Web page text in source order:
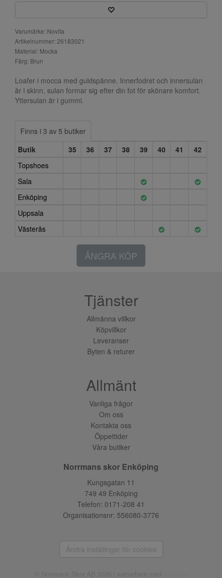
Varumärke: Novita
Artikelnummer: 26183021
Material: Mocka
Färg: Brun
Loafer i mocca med guldspänne. Innerfodret och innersulan
är i skinn, sulan formar sig efter din fot för skönare komfort.
Yttersulan är i gummi.
Finns i 3 av 5 butiker
Butik
35 36 37 38 39 40 41
42
Topshoes
Sala
Enköping
Uppsala
Västerås
ÅNGRA KÖP
Tjänster
Allmänna villkor
Köpvillkor
Leveranser
Byten & returer
Allmänt
Vanliga frågor
Om oss
Kontakta oss
Öppettider
Våra butiker
Norrmans skor Enköping
Kungsgatan 11
749 49 Enköping
Telefon: 0171-208 41
Organisationsnr: 556080-3776
Ändra inställingar för cookies